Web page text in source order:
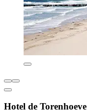
Hotel de Torenhoeve